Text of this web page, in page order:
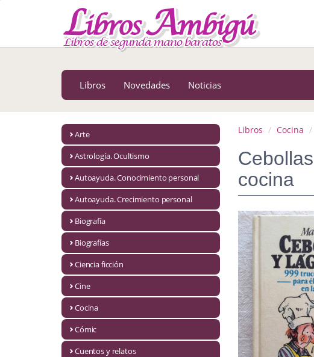
MENÚ PRINCIPAL
Astrología. Ocultismo
Autoayuda. Conocimiento personal
Autoayuda. Crecimiento personal
Ciencia ficción
Libros Novedades Noticias
Arte
Astrología. Ocultismo
Autoayuda. Conocimiento personal
Autoayuda. Crecimiento personal
Biografía
Biografías
Ciencia ficción
Cine
Cocina
Cómic
Cuentos y relatos
Libros Cocina
cocina